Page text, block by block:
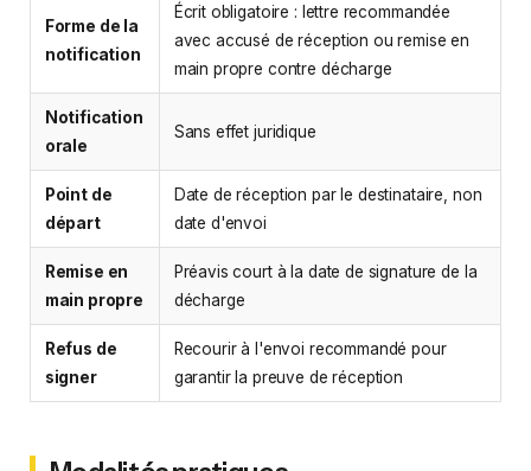
Forme de la
notification
Écrit obligatoire : lettre recommandée
avec accusé de réception ou remise en
main propre contre décharge
Notification
orale
Sans effet juridique
Point de
départ
Date de réception par le destinataire, non
date d'envoi
Remise en
main propre
Préavis court à la date de signature de la
décharge
Refus de
signer
Recourir à l'envoi recommandé pour
garantir la preuve de réception